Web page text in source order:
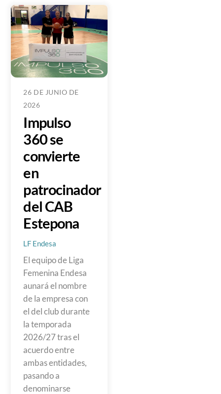
26 DE JUNIO DE
2026
Impulso
360 se
convierte
en
patrocinador
del CAB
Estepona
LF Endesa
El equipo de Liga
Femenina Endesa
aunará el nombre
de la empresa con
el del club durante
la temporada
2026/27 tras el
acuerdo entre
ambas entidades,
pasando a
denominarse